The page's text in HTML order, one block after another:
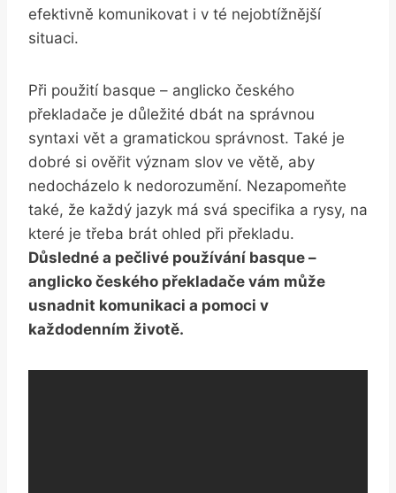
efektivně komunikovat i v té nejobtížnější
situaci.
Při použití basque – anglicko českého
překladače je důležité dbát na správnou
syntaxi vět a gramatickou správnost. Také je
dobré si ověřit význam slov ve větě, aby
nedocházelo k nedorozumění. Nezapomeňte
také, že každý jazyk má svá specifika a rysy, na
které je třeba brát ohled při překladu.
Důsledné a pečlivé používání basque –
anglicko českého překladače vám může
usnadnit komunikaci a pomoci v
každodenním životě.